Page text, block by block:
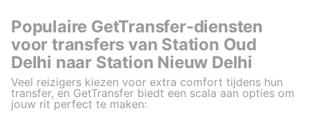
Populaire GetTransfer-diensten
voor transfers van Station Oud
Delhi naar Station Nieuw Delhi
Veel reizigers kiezen voor extra comfort tijdens hun
transfer, en GetTransfer biedt een scala aan opties om
jouw rit perfect te maken: